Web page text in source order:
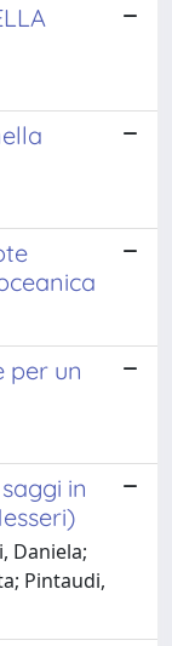
per un
in
Daniela;
Pintaudi,